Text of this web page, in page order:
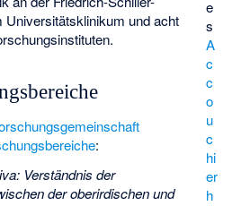
e
s
A
c
c
o
u
c
hi
er
h
Universitätsklinikum und acht
:
Verständnis der
der oberirdischen und